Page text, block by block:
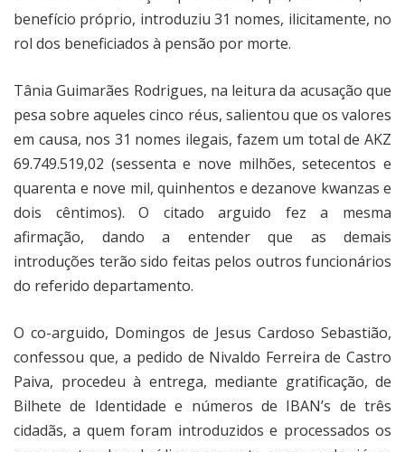
benefício próprio, introduziu 31 nomes, ilicitamente, no
rol dos beneficiados à pensão por morte.
Tânia Guimarães Rodrigues, na leitura da acusação que
pesa sobre aqueles cinco réus, salientou que os valores
em causa, nos 31 nomes ilegais, fazem um total de AKZ
69.749.519,02 (sessenta e nove milhões, setecentos e
quarenta e nove mil, quinhentos e dezanove kwanzas e
dois cêntimos). O citado arguido fez a mesma
afirmação, dando a entender que as demais
introduções terão sido feitas pelos outros funcionários
do referido departamento.
O co-arguido, Domingos de Jesus Cardoso Sebastião,
confessou que, a pedido de Nivaldo Ferreira de Castro
Paiva, procedeu à entrega, mediante gratificação, de
Bilhete de Identidade e números de IBAN’s de três
cidadãs, a quem foram introduzidos e processados os